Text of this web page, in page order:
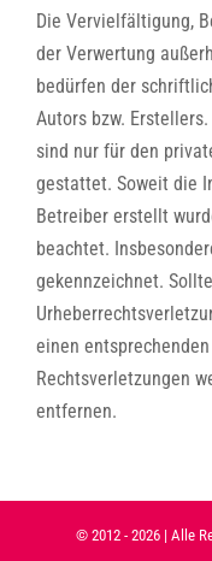
Die Vervielfältigung,
der Verwertung
bedürfen der
Autors bzw.
sind nur für den
gestattet. Soweit die
Betreiber erstellt
beachtet.
gekennzeichnet.
einen
Rechtsverletzungen
entfernen.
© 2012 - 2026 | Alle